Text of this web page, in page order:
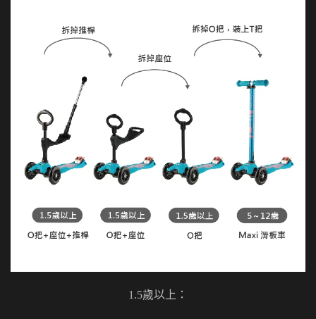
1.5歲以上：